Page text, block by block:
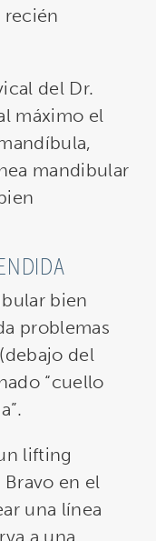
del Dr.
máximo el
mandibular
bien
problemas
del
“cuello
lifting
en el
una línea
a una